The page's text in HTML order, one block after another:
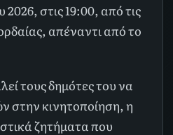
στις 19:00, από τις
απέναντι από το
τους δημότες του να
στην κινητοποίηση, η
ζητήματα που